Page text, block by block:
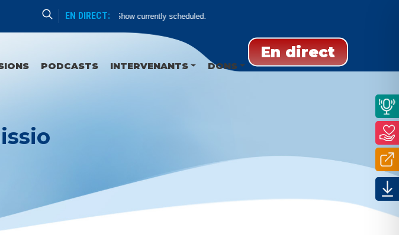
EN DIRECT:No Show currently scheduled.
En direct
PODCASTS INTERVENANTS DONS